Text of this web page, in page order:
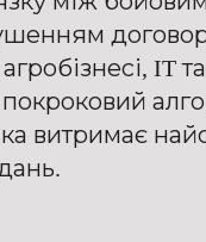
IT
витримає